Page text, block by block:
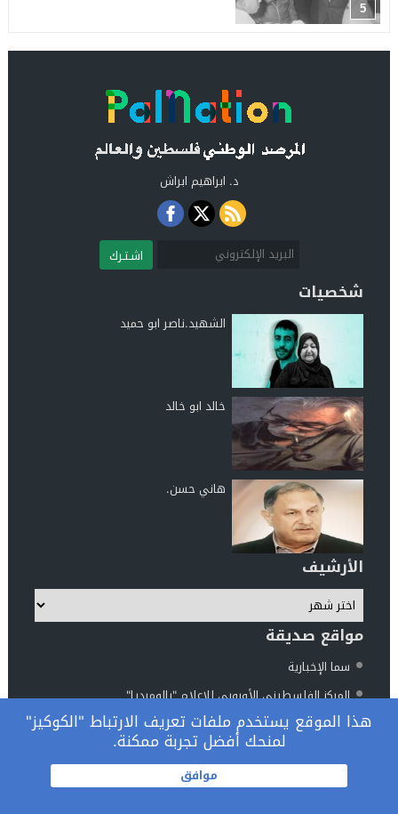
5
د. ابراهيم ابراش
اشـتـرك
شخصيات
الشهيد.ناصر ابو حميد
خالد ابو خالد
هاني حسن.
الأرشيف
مواقع صديقة
سما الإخبارية
المركز الفلسطيني الأوروبي للإعلام "بالوميديا"
مركز الناطور للدراسات والأبحاث
المرصد الوطني فلسطين والعالم© 2026 جميع الحقوق محفوظة.
هذا الموقع يستخدم ملفات تعريف الارتباط "الكوكيز"
لمنحك أفضل تجربة ممكنة.
موافق